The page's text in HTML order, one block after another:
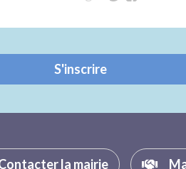
Twitter
Facebook
S'inscrire
la mairie